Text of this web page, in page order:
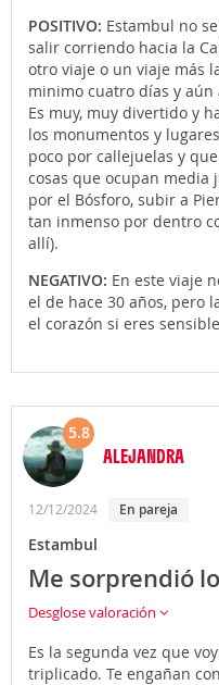
POSITIVO: Estambul no
salir corriendo hacia la
otro viaje o un viaje más
minimo cuatro días y aún
Es muy, muy divertido y
los monumentos y
poco por callejuelas y
cosas que ocupan media
por el Bósforo, subir a
tan inmenso por dentro
allí).
NEGATIVO: En este viaje
el de hace 30 años, pero
el corazón si eres
5.8
ALEJANDRA
12/12/2024 En pareja
Estambul
Me sorprendió
Desglose valoración
Es la segunda vez que
triplicado. Te engañan